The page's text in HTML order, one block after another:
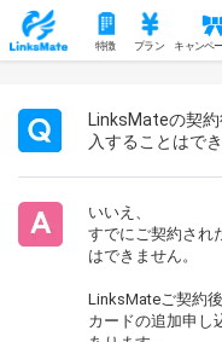
特徴 プラン キャンペ
LinksMateの契
入することはで
いいえ、
すでにご契約され
はできません。
LinksMateご契約
カードの追加申し